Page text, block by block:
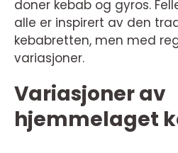
doner kebab og gyros.
alle er inspirert av den
kebabretten, men med
variasjoner.
Variasjoner av
hjemmelaget